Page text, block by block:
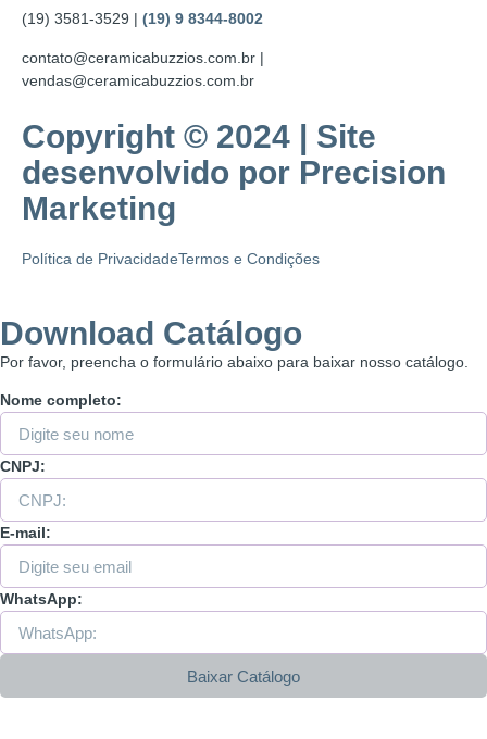
(19) 3581-3529 | (19) 9 8344-8002
contato@ceramicabuzzios.com.br |
vendas@ceramicabuzzios.com.br
Copyright © 2024 | Site
desenvolvido por Precision
Marketing
Política de PrivacidadeTermos e Condições
Download Catálogo
Por favor, preencha o formulário abaixo para baixar nosso catálogo.
Nome completo:
CNPJ:
E-mail:
WhatsApp:
Baixar Catálogo